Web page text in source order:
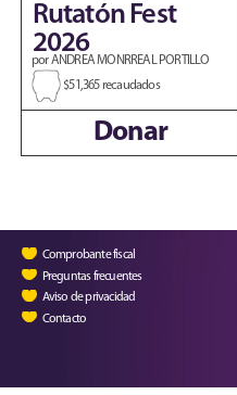
Rutatón Fest
2026
por ANDREA MONRREAL PORTILLO
$51,365 recaudados
Donar
Comprobante fiscal
Preguntas frecuentes
Aviso de privacidad
Contacto